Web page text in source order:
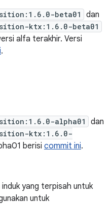
beta01 dan
ktx:1.6.0-beta01
alfa terakhir. Versi
.
alpha01 dan
ktx:1.6.0-
berisi commit ini.
yang terpisah untuk
untuk